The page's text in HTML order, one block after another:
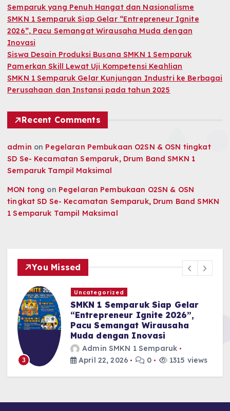
Semparuk yang Penuh Hangat dan Nasionalisme
SMKN 1 Semparuk Siap Gelar “Entrepreneur Ignite
2026”, Pacu Semangat Wirausaha Muda dengan
Inovasi
Siswa Desain Produksi Busana SMKN 1 Semparuk
Pamerkan Skill Lewat Uji Kompetensi Keahlian
SMKN 1 Semparuk Gelar Kunjungan Industri ke Berbagai
Perusahaan dan Instansi pada tahun 2025
Recent Comments
admin on Pegelaran Pembukaan O2SN & OSN tingkat
SD Se- Kecamatan Semparuk, Drum Band SMKN 1
Semparuk Tampil Maksimal
MON tong on Pegelaran Pembukaan O2SN & OSN
tingkat SD Se- Kecamatan Semparuk, Drum Band SMKN
1 Semparuk Tampil Maksimal
You Missed
3
Uncategorized
SMKN 1 Semparuk Siap Gelar
“Entrepreneur Ignite 2026”,
Pacu Semangat Wirausaha
Muda dengan Inovasi
Admin SMKN 1 Semparuk
April 22, 2026
0 1315 views